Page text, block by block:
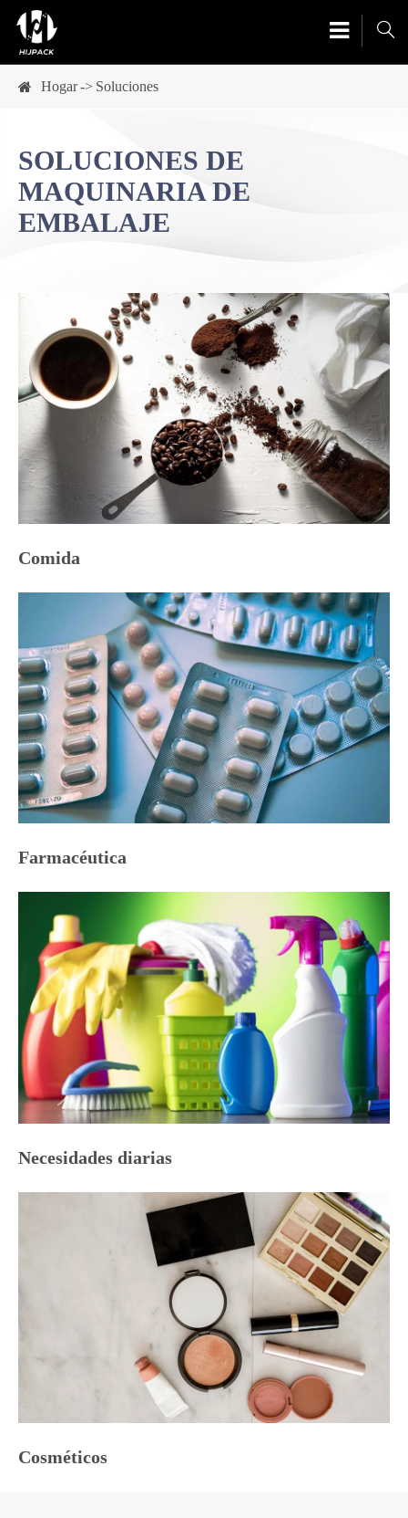

Hogar Soluciones
SOLUCIONES DE
MAQUINARIA DE
EMBALAJE
Comida
Farmacéutica
Necesidades diarias
Cosméticos